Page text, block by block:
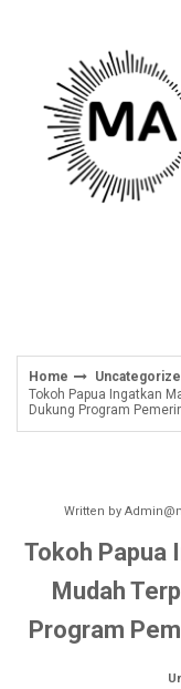
Home
Tokoh Papua Ingatkan
Dukung Program
Written by
Tokoh Papua
Mudah
Program